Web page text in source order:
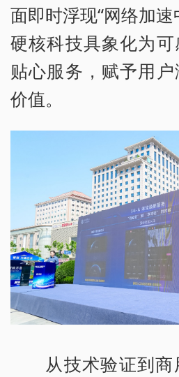
面即时浮现“网络加
硬核科技具象化为
贴心服务，赋予用
价值。
从技术验证到